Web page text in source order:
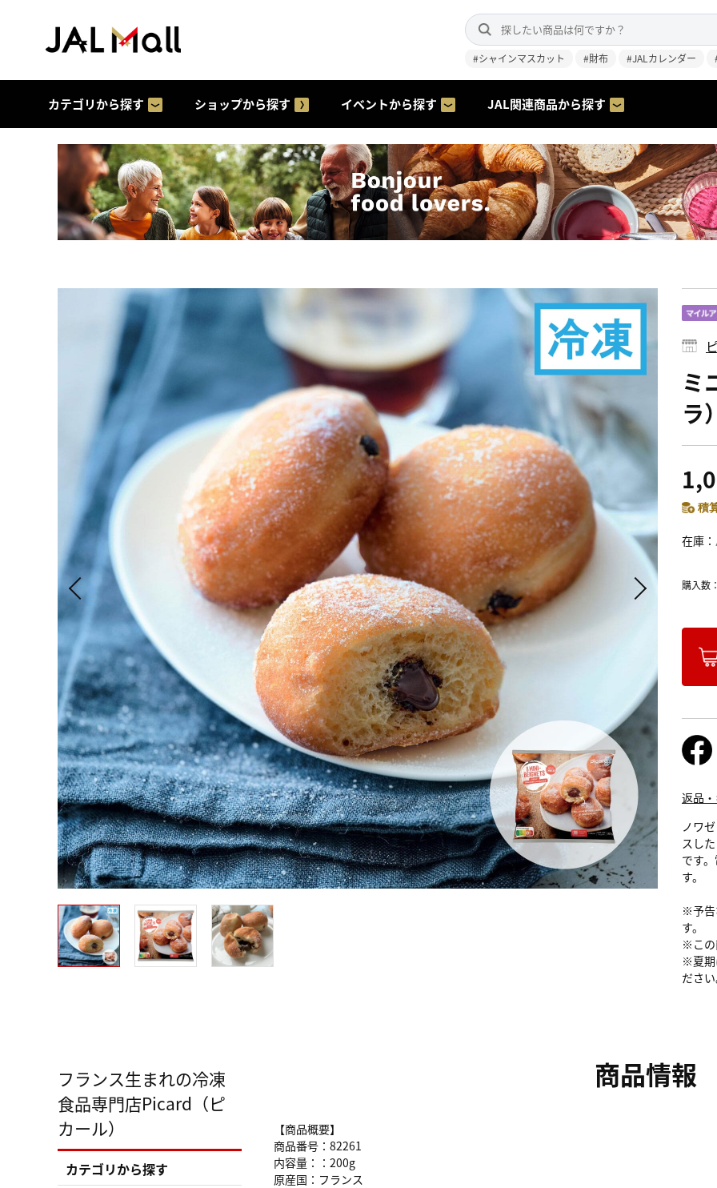
#シャインマスカット #財布 #JALカレンダー
カテゴリから探す ショップから探す イベントから探す JAL関連商品から探す
ミ
ラ
積
在庫
購入数
返品
ノワ
スし
です
す。
※予告
す。
※この
※夏期
ださ
商品情報
【商品概要】
商品番号：82261
内容量：：200g
原産国：フランス
フランス生まれの冷凍
食品専門店Picard（ピ
カール）
カテゴリから探す